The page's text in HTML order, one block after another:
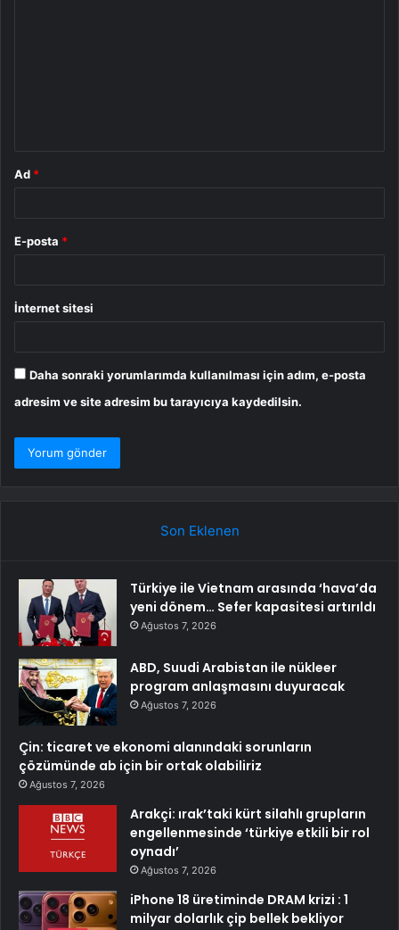
Ad *
E-posta *
İnternet sitesi
Daha sonraki yorumlarımda kullanılması için adım, e-posta
adresim ve site adresim bu tarayıcıya kaydedilsin.
Son Eklenen
Türkiye ile Vietnam arasında ‘hava’da
yeni dönem… Sefer kapasitesi artırıldı
Ağustos 7, 2026
ABD, Suudi Arabistan ile nükleer
program anlaşmasını duyuracak
Ağustos 7, 2026
Çin: ticaret ve ekonomi alanındaki sorunların
çözümünde ab için bir ortak olabiliriz
Ağustos 7, 2026
Arakçi: ırak’taki kürt silahlı grupların
engellenmesinde ‘türkiye etkili bir rol
oynadı’
Ağustos 7, 2026
iPhone 18 üretiminde DRAM krizi : 1
milyar dolarlık çip bellek bekliyor